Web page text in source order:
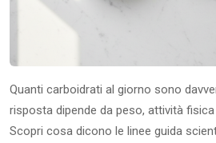
Quanti carboidrati al giorno sono
risposta dipende da peso, attività
Scopri cosa dicono le linee guida